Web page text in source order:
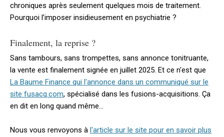
chroniques après seulement quelques mois de traitement.
Pourquoi l’imposer insidieusement en psychiatrie ?
Finalement, la reprise ?
Sans tambours, sans trompettes, sans annonce tonitruante,
la vente est finalement signée en juillet 2025. Et ce n'est que
La Baume Finance qui l'annonce dans un communiqué sur le
site fusacq.com, spécialisé dans les fusions-acquisitions. Ça
en dit en long quand même...
Nous vous renvoyons à l'article sur le site pour en savoir plus